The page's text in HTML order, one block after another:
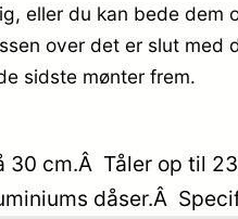
eller du kan bede dem
over det er slut med
sidste mønter frem.
cm.Â Tåler op til
dåser.Â